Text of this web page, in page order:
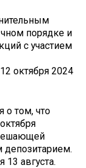
порядке и
с участием
октября 2024
о том, что
августа.